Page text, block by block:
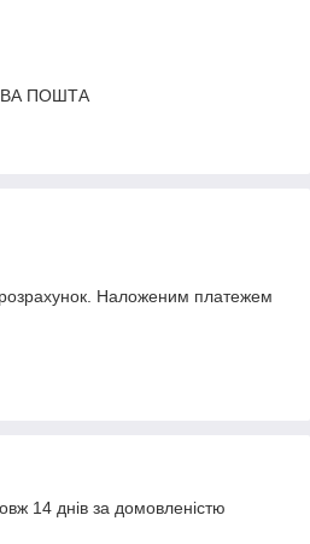
ПОШТА
розрахунок. Наложеним платежем
14 днів за домовленістю